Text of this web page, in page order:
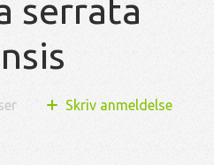
serrata
Skriv anmeldelse